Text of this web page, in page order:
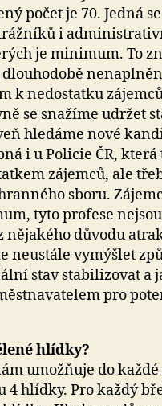
počet je 70. Jedná
i
je minimum. To
k nedostatku
se snažíme udržet
hledáme nové
i u Policie ČR,
zájemců, ale
sboru.
tyto profese
nějakého důvodu
neustále vymýšlet
stav stabilizovat a
pro
hlídky?
umožňuje do
4 hlídky. Pro každý